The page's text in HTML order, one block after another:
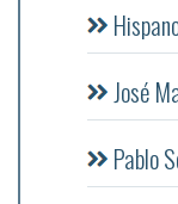
José
Pablo